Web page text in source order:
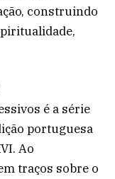
construindo
é a série
portuguesa
Ao
traços sobre o